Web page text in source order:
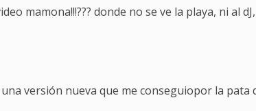
mamona!!!??? donde no se ve la playa, ni al
versión nueva que me conseguiopor la